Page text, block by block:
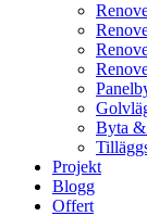
Byta &
Projekt
Blogg
Offert